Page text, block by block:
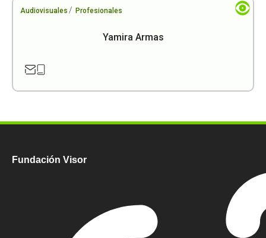
Audiovisuales / Profesionales
Yamira Armas
Fundación Visor